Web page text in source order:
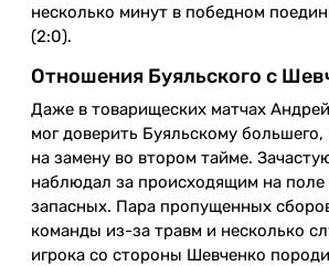
несколько минут в победном
(2:0).
Отношения Буяльского с
Даже в товарищеских матчах
мог доверить Буяльскому
на замену во втором тайме.
наблюдал за происходящим на поле
запасных. Пара пропущенных
команды из-за травм и несколько
игрока со стороны Шевченко